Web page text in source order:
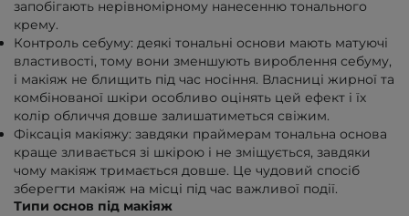
запобігають нерівномірному нанесенню тонального
крему.
Контроль себуму: деякі тональні основи мають матуючі
властивості, тому вони зменшують вироблення себуму,
і макіяж не блищить під час носіння. Власниці жирної та
комбінованої шкіри особливо оцінять цей ефект і їх
колір обличчя довше залишатиметься свіжим.
Фіксація макіяжу: завдяки праймерам тональна основа
краще зливається зі шкірою і не зміщується, завдяки
чому макіяж тримається довше. Це чудовий спосіб
зберегти макіяж на місці під час важливої події.
Типи основ під макіяж